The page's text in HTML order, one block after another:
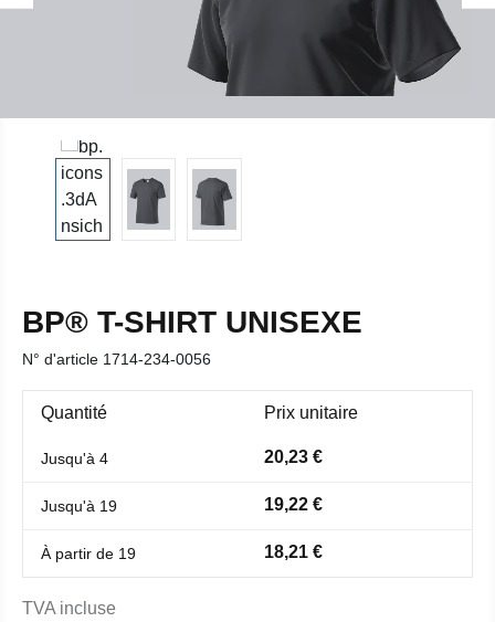
BP® T-SHIRT UNISEXE
N° d'article 1714-234-0056
Quantité Prix unitaire
Jusqu'à 4 20,23 €
Jusqu'à 19 19,22 €
À partir de 19 18,21 €
TVA incluse